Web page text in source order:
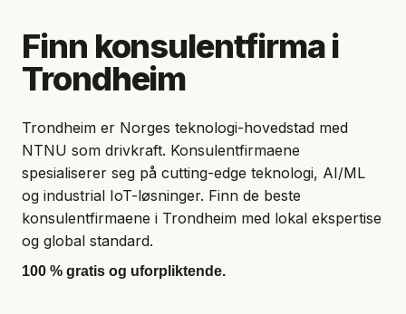
Finn konsulentfirma i
Trondheim
Trondheim er Norges teknologi-hovedstad med
NTNU som drivkraft. Konsulentfirmaene
spesialiserer seg på cutting-edge teknologi, AI/ML
og industrial IoT-løsninger. Finn de beste
konsulentfirmaene i Trondheim med lokal ekspertise
og global standard.
100 % gratis og uforpliktende.